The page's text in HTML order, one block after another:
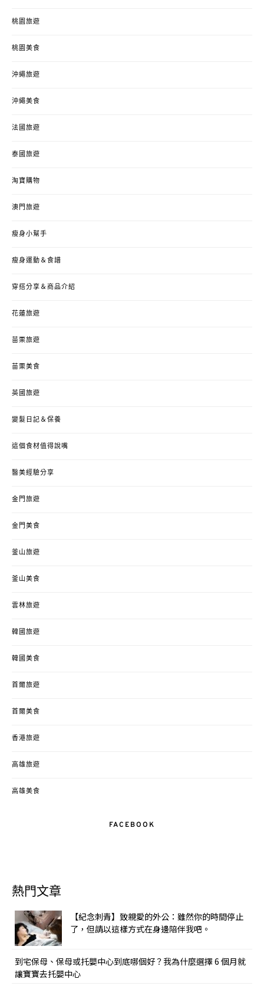
桃園旅遊
桃園美食
沖繩旅遊
沖繩美食
法國旅遊
泰國旅遊
淘寶購物
澳門旅遊
瘦身小幫手
瘦身運動＆食譜
穿搭分享＆商品介紹
花蓮旅遊
苗栗旅遊
苗栗美食
英國旅遊
變髮日記＆保養
這個食材值得說嘴
醫美經驗分享
金門旅遊
金門美食
釜山旅遊
釜山美食
雲林旅遊
韓國旅遊
韓國美食
首爾旅遊
首爾美食
香港旅遊
高雄旅遊
高雄美食
FACEBOOK
熱門文章
【紀念刺青】致親愛的外公：雖然你的時間停止
了，但請以這樣方式在身邊陪伴我吧。
到宅保母、保母或托嬰中心到底哪個好？我為什麼選擇 6 個月就
讓寶寶去托嬰中心